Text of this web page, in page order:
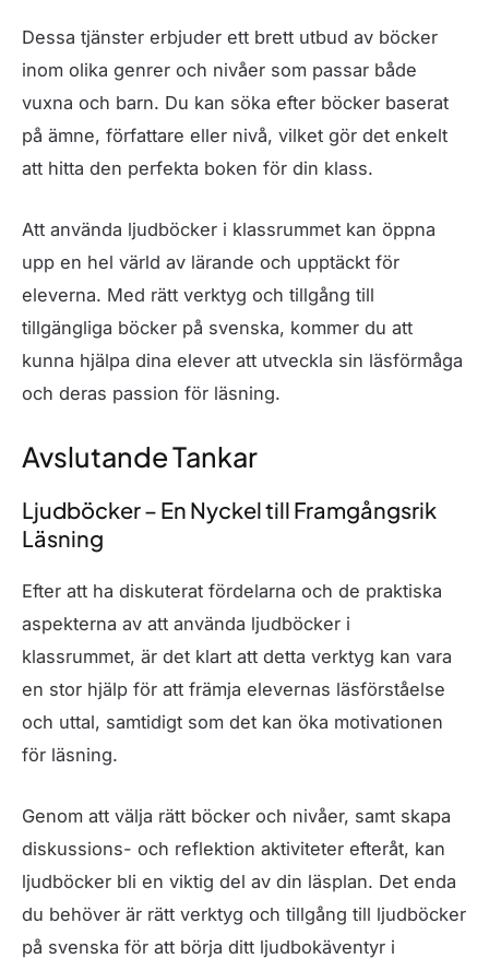
Dessa tjänster erbjuder ett brett utbud av böcker
inom olika genrer och nivåer som passar både
vuxna och barn. Du kan söka efter böcker baserat
på ämne, författare eller nivå, vilket gör det enkelt
att hitta den perfekta boken för din klass.
Att använda ljudböcker i klassrummet kan öppna
upp en hel värld av lärande och upptäckt för
eleverna. Med rätt verktyg och tillgång till
tillgängliga böcker på svenska, kommer du att
kunna hjälpa dina elever att utveckla sin läsförmåga
och deras passion för läsning.
Avslutande Tankar
Ljudböcker – En Nyckel till Framgångsrik
Läsning
Efter att ha diskuterat fördelarna och de praktiska
aspekterna av att använda ljudböcker i
klassrummet, är det klart att detta verktyg kan vara
en stor hjälp för att främja elevernas läsförståelse
och uttal, samtidigt som det kan öka motivationen
för läsning.
Genom att välja rätt böcker och nivåer, samt skapa
diskussions- och reflektion aktiviteter efteråt, kan
ljudböcker bli en viktig del av din läsplan. Det enda
du behöver är rätt verktyg och tillgång till ljudböcker
på svenska för att börja ditt ljudbokäventyr i